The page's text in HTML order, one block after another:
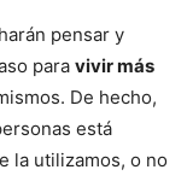
pensar y
para vivir más
De hecho,
está
la utilizamos, o no